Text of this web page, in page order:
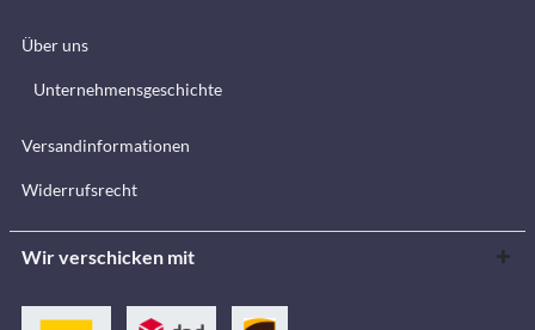
Über uns
Unternehmensgeschichte
Versandinformationen
Widerrufsrecht
Wir verschicken mit